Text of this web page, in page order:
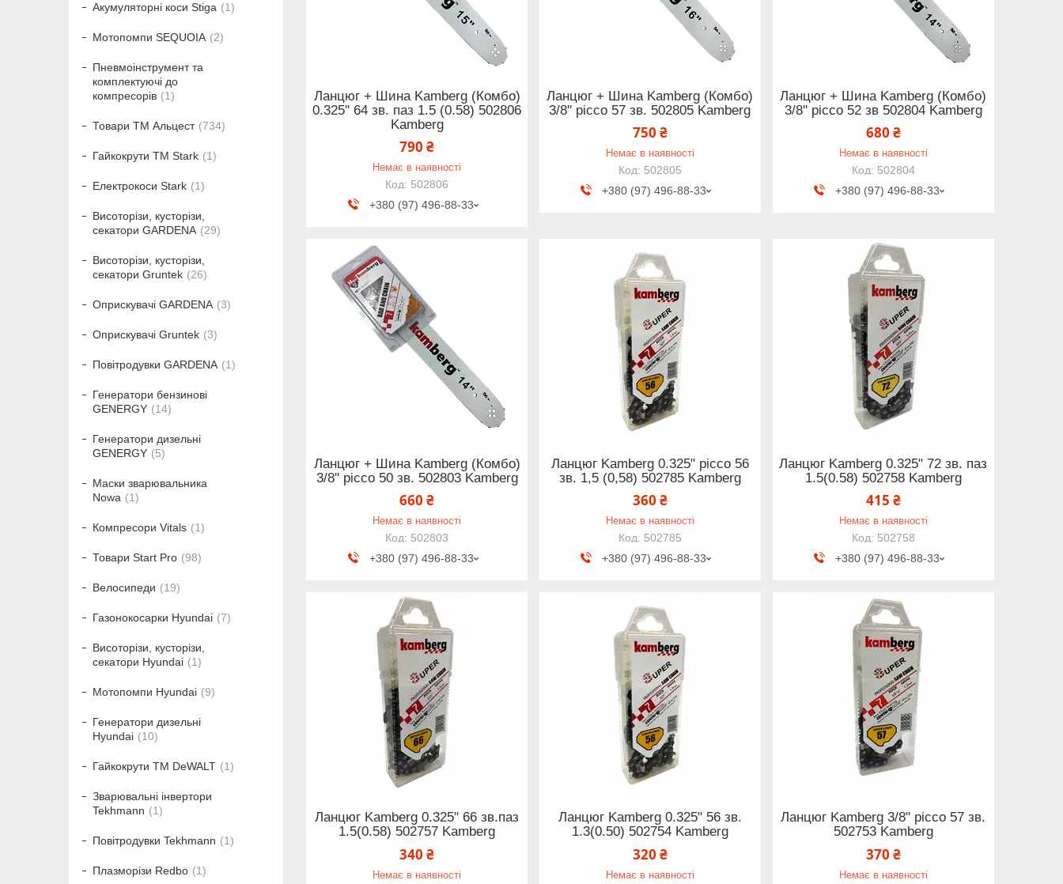
Ланцюг + Шина Kamberg (Комбо)
0.325'' 64 зв. паз 1.5 (0.58) 502806
Kamberg
790 ₴
Немає в наявності
502806
+380 (97) 496-88-33
Ланцюг + Шина Kamberg (Комбо)
3/8'' picco 57 зв. 502805 Kamberg
750 ₴
Немає в наявності
502805
+380 (97) 496-88-33
Ланцюг + Шина Kamberg (Комбо)
3/8'' picco 52 зв 502804 Kamberg
680 ₴
Немає в наявності
502804
+380 (97) 496-88-33
Ланцюг + Шина Kamberg (Комбо)
3/8'' picco 50 зв. 502803 Kamberg
660 ₴
Немає в наявності
502803
+380 (97) 496-88-33
Ланцюг Kamberg 0.325" picco 56
зв. 1,5 (0,58) 502785 Kamberg
360 ₴
Немає в наявності
502785
+380 (97) 496-88-33
Ланцюг Kamberg 0.325" 72 зв. паз
1.5(0.58) 502758 Kamberg
415 ₴
Немає в наявності
502758
+380 (97) 496-88-33
Ланцюг Kamberg 0.325" 66 зв.паз
1.5(0.58) 502757 Kamberg
340 ₴
Немає в наявності
Ланцюг Kamberg 0.325" 56 зв.
1.3(0.50) 502754 Kamberg
320 ₴
Немає в наявності
Ланцюг Kamberg 3/8" picco 57 зв.
502753 Kamberg
370 ₴
Немає в наявності
Акумуляторні коси Stiga 1
Мотопомпи SEQUOIA 2
Пневмоінструмент та
комплектуючі до
компресорів
1
Товари ТМ Альцест 734
Гайкокрути ТМ Stark 1
Електрокоси Stark 1
Висоторізи, кусторізи,
секатори GARDENA
29
Висоторізи, кусторізи,
секатори Gruntek
26
Оприскувачі GARDENA 3
Оприскувачі Gruntek 3
Повітродувки GARDENA 1
Генератори бензинові
GENERGY
14
Генератори дизельні
GENERGY
5
Маски зварювальника
Nowa
1
Компресори Vitals 1
Товари Start Pro 98
Велосипеди 19
Газонокосарки Hyundai 7
Висоторізи, кусторізи,
секатори Hyundai
1
Мотопомпи Hyundai 9
Генератори дизельні
Hyundai
10
Гайкокрути ТМ DeWALT 1
Зварювальні інвертори
Tekhmann
1
Повітродувки Tekhmann 1
Плазморізи Redbo 1